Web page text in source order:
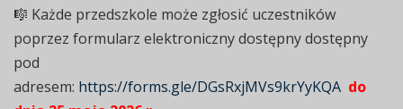
🎼 Każde przedszkole może zgłosić uczestników
poprzez formularz elektroniczny dostępny dostępny
pod
adresem: https://forms.gle/DGsRxjMVs9krYyKQA do